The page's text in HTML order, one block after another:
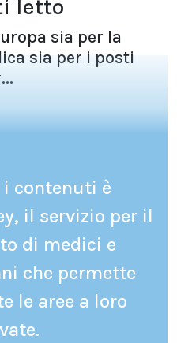
letto
sia per la
sia per i posti
i contenuti è
il servizio per il
di medici e
che permette
le aree a loro